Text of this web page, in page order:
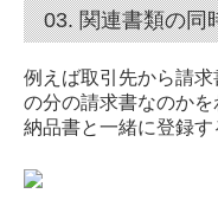
03. 関連書類の同
例えば取引先から請求
の分の請求書なのかを
納品書と一緒に登録す